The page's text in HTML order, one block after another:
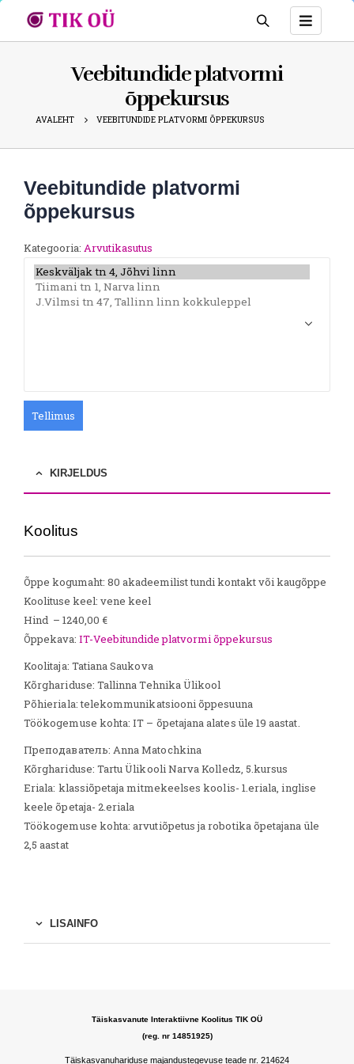
Veebitundide platvormi
õppekursus
AVALEHT VEEBITUNDIDE PLATVORMI ÕPPEKURSUS
Veebitundide platvormi
õppekursus
Kategooria: Arvutikasutus
Tellimus
KIRJELDUS
Koolitus
Õppe kogumaht: 80 akadeemilist tundi kontakt või kaugõppe
Koolituse keel: vene keel
Hind – 1240,00 €
Õppekava: IT-Veebitundide platvormi õppekursus
Koolitaja: Tatiana Saukova
Kõrghariduse: Tallinna Tehnika Ülikool
Põhieriala: telekommunikatsiooni õppesuuna
Töökogemuse kohta: IT – õpetajana alates üle 19 aastat.
Преподаватель: Anna Matochkina
Kõrghariduse: Tartu Ülikooli Narva Kolledz, 5.kursus
Eriala: klassiõpetaja mitmekeelses koolis- 1.eriala, inglise
keele õpetaja- 2.eriala
Töökogemuse kohta: arvutiõpetus ja robotika õpetajana üle
2,5 aastat
LISAINFO
Täiskasvanute Interaktiivne Koolitus TIK OÜ
(reg. nr 14851925)
Täiskasvanuhariduse majandustegevuse teade nr. 214624